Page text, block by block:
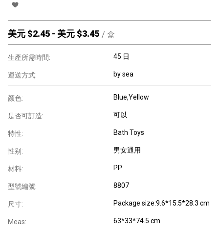
美元 $2.45 - 美元 $3.45 / 盒
生產所需時間: 45 日
運送方式: by sea
颜色: Blue,Yellow
是否可訂造: 可以
特性: Bath Toys
性别: 男女通用
材料: PP
型號編號: 8807
尺寸: Package size:9.6*15.5*28.3 cm
Meas: 63*33*74.5 cm